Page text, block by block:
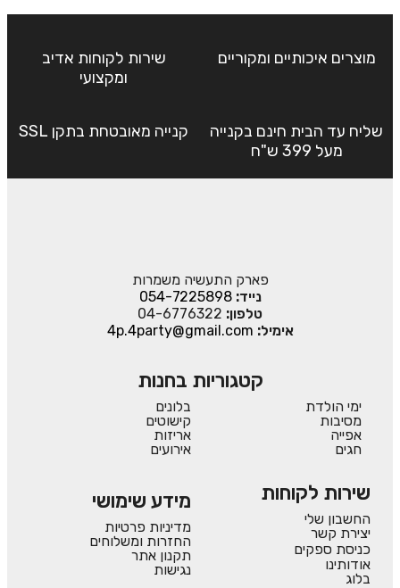
מוצרים איכותיים ומקוריים
שירות לקוחות אדיב
ומקצועי
שליח עד הבית חינם בקנייה
מעל 399 ש"ח
קנייה מאובטחת בתקן SSL
פארק התעשיה משמרות
נייד:054-7225898
טלפון: 04-6776322
אימיל: 4p.4party@gmail.com
קטגוריות בחנות
ימי הולדת
מסיבות
אפייה
חגים
בלונים
קישוטים
אריזות
אירועים
שירות לקוחות
החשבון שלי
יצירת קשר
כניסת ספקים
אודותינו
בלוג
מידע שימושי
מדיניות פרטיות
החזרות ומשלוחים
תקנון אתר
נגישות